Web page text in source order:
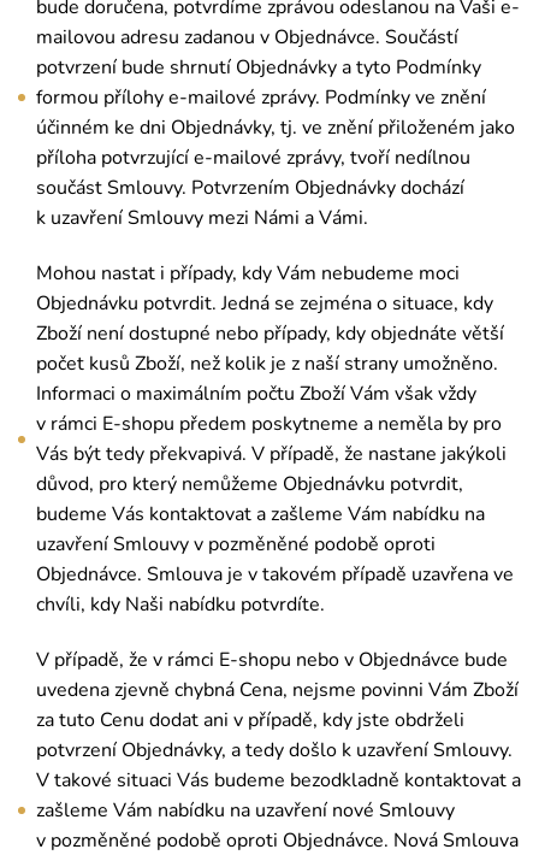
bude doručena, potvrdíme zprávou odeslanou na Vaši e-
mailovou adresu zadanou v Objednávce. Součástí
potvrzení bude shrnutí Objednávky a tyto Podmínky
formou přílohy e-mailové zprávy. Podmínky ve znění
účinném ke dni Objednávky, tj. ve znění přiloženém jako
příloha potvrzující e-mailové zprávy, tvoří nedílnou
součást Smlouvy. Potvrzením Objednávky dochází
k uzavření Smlouvy mezi Námi a Vámi.
Mohou nastat i případy, kdy Vám nebudeme moci
Objednávku potvrdit. Jedná se zejména o situace, kdy
Zboží není dostupné nebo případy, kdy objednáte větší
počet kusů Zboží, než kolik je z naší strany umožněno.
Informaci o maximálním počtu Zboží Vám však vždy
v rámci E-shopu předem poskytneme a neměla by pro
Vás být tedy překvapivá. V případě, že nastane jakýkoli
důvod, pro který nemůžeme Objednávku potvrdit,
budeme Vás kontaktovat a zašleme Vám nabídku na
uzavření Smlouvy v pozměněné podobě oproti
Objednávce. Smlouva je v takovém případě uzavřena ve
chvíli, kdy Naši nabídku potvrdíte.
V případě, že v rámci E-shopu nebo v Objednávce bude
uvedena zjevně chybná Cena, nejsme povinni Vám Zboží
za tuto Cenu dodat ani v případě, kdy jste obdrželi
potvrzení Objednávky, a tedy došlo k uzavření Smlouvy.
V takové situaci Vás budeme bezodkladně kontaktovat a
zašleme Vám nabídku na uzavření nové Smlouvy
v pozměněné podobě oproti Objednávce. Nová Smlouva